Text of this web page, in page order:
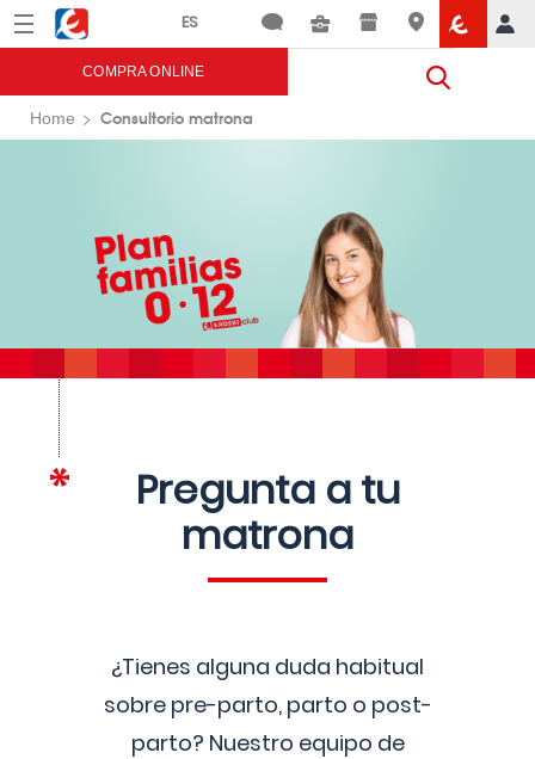
Menú Eroski
COMPRA ONLINE
Home Consultorio matrona
Pregunta a tu
matrona
¿Tienes alguna duda habitual
sobre pre-parto, parto o post-
parto? Nuestro equipo de